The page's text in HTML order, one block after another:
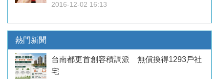
2016-12-02 16:13
熱門新聞
台南都更首創容積調派 無償換得1293戶社
宅